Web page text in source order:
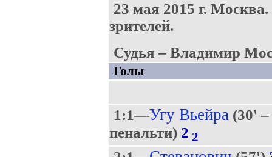
23 мая 2015 г. Москва.
зрителей.
Судья – Владимир
Голы
1:1—Угу Вьейра (30' –
пенальти) 2 2